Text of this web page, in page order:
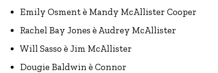
Emily Osment è Mandy McAllister Cooper
Rachel Bay Jones è Audrey McAllister
Will Sasso è Jim McAllister
Dougie Baldwin è Connor